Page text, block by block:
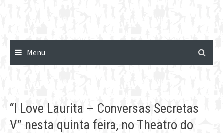
Menu
“I Love Laurita – Conversas Secretas
V” nesta quinta feira, no Theatro do